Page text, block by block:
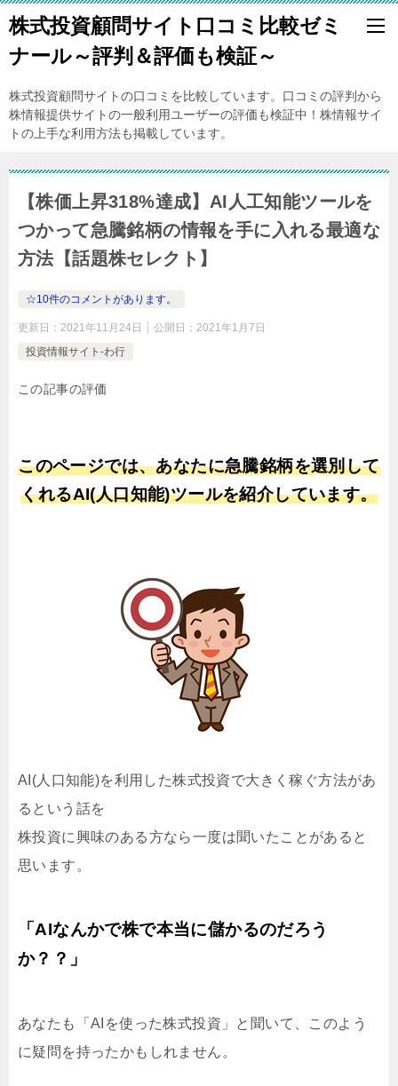
株式投資顧問サイト口コミ比較ゼミ
ナール～評判＆評価も検証～
株式投資顧問サイトの口コミを比較しています。口コミの評判から
株情報提供サイトの一般利用ユーザーの評価も検証中！株情報サイ
トの上手な利用方法も掲載しています。
【株価上昇318%達成】AI人工知能ツールを
つかって急騰銘柄の情報を手に入れる最適な
方法【話題株セレクト】
☆10件のコメントがあります。
更新日： 2021年11月24日 公開日： 2021年1月7日
投資情報サイト-わ行
この記事の評価
このページでは、あなたに急騰銘柄を選別して
くれるAI(人口知能)ツールを紹介しています。
AI(人口知能)を利用した株式投資で大きく稼ぐ方法があ
るという話を
株投資に興味のある方なら一度は聞いたことがあると
思います。
「AIなんかで株で本当に儲かるのだろう
か？？」
あなたも「AIを使った株式投資」と聞いて、このよう
に疑問を持ったかもしれません。